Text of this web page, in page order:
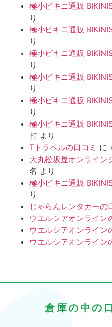
極小ビキニ通販
り
極小ビキニ通販
り
極小ビキニ通販
り
極小ビキニ通販
り
極小ビキニ通販
り
極小ビキニ通販
打 より
Tトラベルの口コミ に
大丸松坂屋オンライン
名 より
極小ビキニ通販
り
じゃらんレンタカーの
ウエルシアオンライン
ウエルシアオンライン
ウエルシアオンライン
倉庫の中の